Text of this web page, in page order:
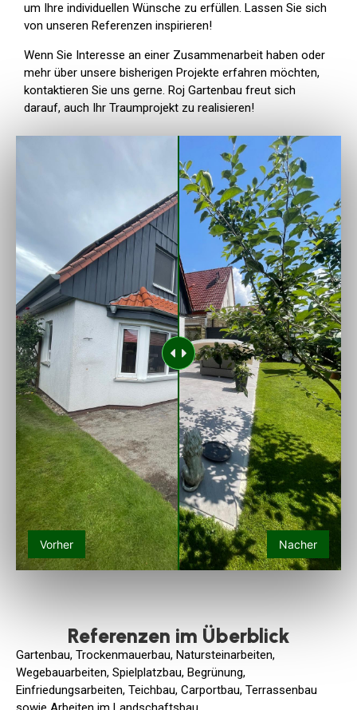
Vorher Nacher
um Ihre individuellen Wünsche zu erfüllen. Lassen Sie sich
von unseren Referenzen inspirieren!
Wenn Sie Interesse an einer Zusammenarbeit haben oder
mehr über unsere bisherigen Projekte erfahren möchten,
kontaktieren Sie uns gerne. Roj Gartenbau freut sich
darauf, auch Ihr Traumprojekt zu realisieren!
Referenzen im Überblick
Gartenbau, Trockenmauerbau, Natursteinarbeiten,
Wegebauarbeiten, Spielplatzbau, Begrünung,
Einfriedungsarbeiten, Teichbau, Carportbau, Terrassenbau